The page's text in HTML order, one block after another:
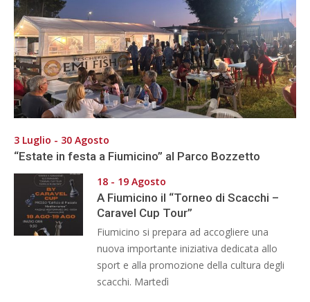
3 Luglio - 30 Agosto
“Estate in festa a Fiumicino” al Parco Bozzetto
18 - 19 Agosto
A Fiumicino il “Torneo di Scacchi –
Caravel Cup Tour”
Fiumicino si prepara ad accogliere una
nuova importante iniziativa dedicata allo
sport e alla promozione della cultura degli
scacchi. Martedì